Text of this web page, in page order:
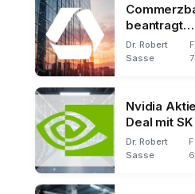
beantragt
Dr. Robert
Sasse
Nvidia
Deal mit
Dr. Robert
Sasse